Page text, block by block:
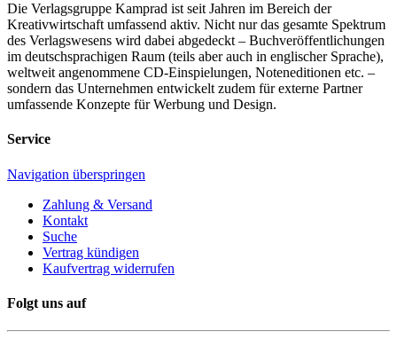
Die Verlagsgruppe Kamprad ist seit Jahren im Bereich der
Kreativwirtschaft umfassend aktiv. Nicht nur das gesamte Spektrum
des Verlagswesens wird dabei abgedeckt – Buchveröffentlichungen
im deutschsprachigen Raum (teils aber auch in englischer Sprache),
weltweit angenommene CD-Einspielungen, Noteneditionen etc. –
sondern das Unternehmen entwickelt zudem für externe Partner
umfassende Konzepte für Werbung und Design.
Service
Navigation überspringen
Zahlung & Versand
Kontakt
Suche
Vertrag kündigen
Kaufvertrag widerrufen
Folgt uns auf